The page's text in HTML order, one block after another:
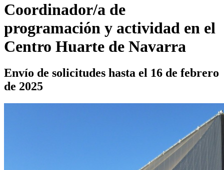
Coordinador/a de
programación y actividad en el
Centro Huarte de Navarra
Envío de solicitudes hasta el 16 de febrero
de 2025